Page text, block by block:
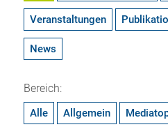
Veranstaltungen
News
Bereich:
Alle Allgemein